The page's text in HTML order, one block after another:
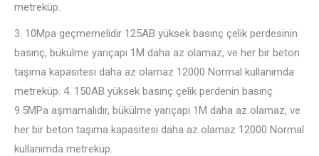
metreküp.
3. 10Mpa geçmemelidir 125AB yüksek basınç çelik perdesinin
basınç, bükülme yarıçapı 1M daha az olamaz, ve her bir beton
taşıma kapasitesi daha az olamaz 12000 Normal kullanımda
metreküp. 4. 150AB yüksek basınç çelik perdenin basınç
9.5MPa aşmamalıdır, bükülme yarıçapı 1M daha az olamaz, ve
her bir beton taşıma kapasitesi daha az olamaz 12000 Normal
kullanımda metreküp.